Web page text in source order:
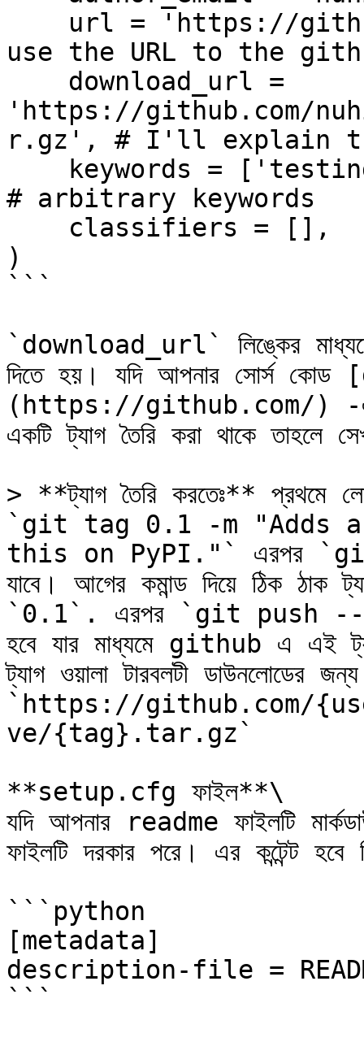
use the URL to the
'https://github.com/
r.gz', # I'll explain
# arbitrary keywords
)
```
`download_url` লিঙ্কের মাধ্যমে
দিতে হয়। যদি আপনার সোর্স
(https://github.com/) -এ
একটি ট্যাগ তৈরি করা থাকে তাহলে
> **ট্যাগ তৈরি করতেঃ** প্রথমে
`git tag 0.1 -m "Adds
this on PyPI."` এরপর `git
যাবে। আগের কমান্ড দিয়ে ঠিক ঠাক
`0.1`. এরপর `git push --
হবে যার মাধ্যমে github এ এই
ট্যাগ ওয়ালা টারবলটী ডাউনলোডের
`https://github.com/
ve/{tag}.tar.gz`
**setup.cfg ফাইল**\
যদি আপনার readme ফাইলটি
ফাইলটি দরকার পরে। এর কন্টেন্ট হবে
```python
[metadata]
description-file =
```